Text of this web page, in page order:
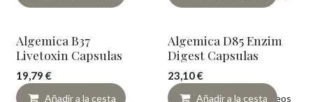
Algemica B37
Livetoxin Capsulas
19,79 €
Añadir a la cesta Añadir a lista de deseos
Algemica D85 Enzim
Digest Capsulas
23,10€
Añadir a la cesta